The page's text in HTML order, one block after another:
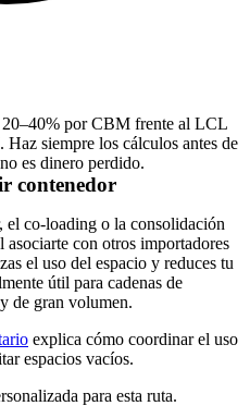
20–40% por CBM frente al LCL
. Haz siempre los cálculos antes de
es dinero perdido.
contenedor
el co-loading o la consolidación
con otros importadores
el uso del espacio y reduces tu
útil para cadenas de
de gran volumen.
explica cómo coordinar el uso
espacios vacíos.
para esta ruta.